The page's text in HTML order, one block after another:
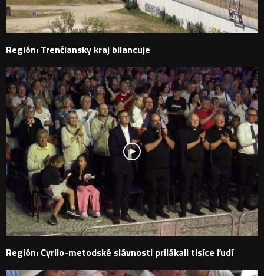
Región: Trenčiansky kraj bilancuje
Región: Cyrilo-metodské slávnosti prilákali tisíce ľudí